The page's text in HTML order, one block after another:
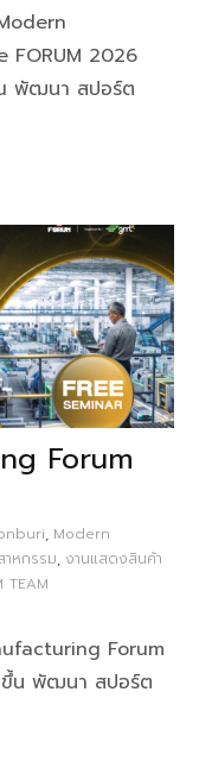
2026
พัฒนา สปอร์ต
Forum
, Modern
หกรรม, งานแสดงสินค้า
TEAM
Forum
น พัฒนา สปอร์ต